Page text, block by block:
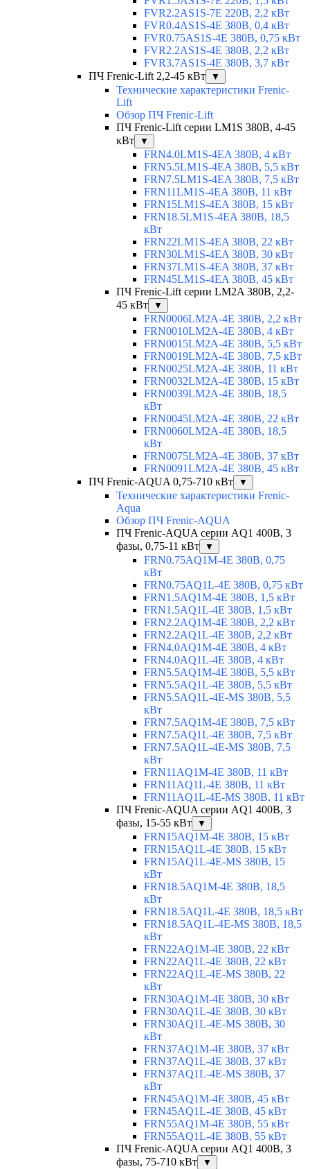
FVR2.2AS1S-7E 220В, 2,2 кВт
FVR0.4AS1S-4E 380В, 0,4 кВт
FVR0.75AS1S-4E 380В, 0,75 кВт
FVR2.2AS1S-4E 380В, 2,2 кВт
FVR3.7AS1S-4E 380В, 3,7 кВт
ПЧ Frenic-Lift 2,2-45 кВт
▼
Технические характеристики Frenic-
Lift
Обзор ПЧ Frenic-Lift
ПЧ Frenic-Lift серии LM1S 380В, 4-45
кВт
▼
FRN4.0LM1S-4EA 380В, 4 кВт
FRN5.5LM1S-4EA 380В, 5,5 кВт
FRN7.5LM1S-4EA 380В, 7,5 кВт
FRN11LM1S-4EA 380В, 11 кВт
FRN15LM1S-4EA 380В, 15 кВт
FRN18.5LM1S-4EA 380В, 18,5
кВт
FRN22LM1S-4EA 380В, 22 кВт
FRN30LM1S-4EA 380В, 30 кВт
FRN37LM1S-4EA 380В, 37 кВт
FRN45LM1S-4EA 380В, 45 кВт
ПЧ Frenic-Lift серии LM2A 380В, 2,2-
45 кВт
▼
FRN0006LM2A-4E 380В, 2,2 кВт
FRN0010LM2A-4E 380В, 4 кВт
FRN0015LM2A-4E 380В, 5,5 кВт
FRN0019LM2A-4E 380В, 7,5 кВт
FRN0025LM2A-4E 380В, 11 кВт
FRN0032LM2A-4E 380В, 15 кВт
FRN0039LM2A-4E 380В, 18,5
кВт
FRN0045LM2A-4E 380В, 22 кВт
FRN0060LM2A-4E 380В, 18,5
кВт
FRN0075LM2A-4E 380В, 37 кВт
FRN0091LM2A-4E 380В, 45 кВт
ПЧ Frenic-AQUA 0,75-710 кВт
▼
Технические характеристики Frenic-
Aqua
Обзор ПЧ Frenic-AQUA
ПЧ Frenic-AQUA серии AQ1 400В, 3
фазы, 0,75-11 кВт
▼
FRN0.75AQ1M-4E 380В, 0,75
кВт
FRN0.75AQ1L-4E 380В, 0,75 кВт
FRN1.5AQ1M-4E 380В, 1,5 кВт
FRN1.5AQ1L-4E 380В, 1,5 кВт
FRN2.2AQ1M-4E 380В, 2,2 кВт
FRN2.2AQ1L-4E 380В, 2,2 кВт
FRN4.0AQ1M-4E 380В, 4 кВт
FRN4.0AQ1L-4E 380В, 4 кВт
FRN5.5AQ1M-4E 380В, 5,5 кВт
FRN5.5AQ1L-4E 380В, 5,5 кВт
FRN5.5AQ1L-4E-MS 380В, 5,5
кВт
FRN7.5AQ1M-4E 380В, 7,5 кВт
FRN7.5AQ1L-4E 380В, 7,5 кВт
FRN7.5AQ1L-4E-MS 380В, 7,5
кВт
FRN11AQ1M-4E 380В, 11 кВт
FRN11AQ1L-4E 380В, 11 кВт
FRN11AQ1L-4E-MS 380В, 11 кВт
ПЧ Frenic-AQUA серии AQ1 400В, 3
фазы, 15-55 кВт
▼
FRN15AQ1M-4E 380В, 15 кВт
FRN15AQ1L-4E 380В, 15 кВт
FRN15AQ1L-4E-MS 380В, 15
кВт
FRN18.5AQ1M-4E 380В, 18,5
кВт
FRN18.5AQ1L-4E 380В, 18,5 кВт
FRN18.5AQ1L-4E-MS 380В, 18,5
кВт
FRN22AQ1M-4E 380В, 22 кВт
FRN22AQ1L-4E 380В, 22 кВт
FRN22AQ1L-4E-MS 380В, 22
кВт
FRN30AQ1M-4E 380В, 30 кВт
FRN30AQ1L-4E 380В, 30 кВт
FRN30AQ1L-4E-MS 380В, 30
кВт
FRN37AQ1M-4E 380В, 37 кВт
FRN37AQ1L-4E 380В, 37 кВт
FRN37AQ1L-4E-MS 380В, 37
кВт
FRN45AQ1M-4E 380В, 45 кВт
FRN45AQ1L-4E 380В, 45 кВт
FRN55AQ1M-4E 380В, 55 кВт
FRN55AQ1L-4E 380В, 55 кВт
ПЧ Frenic-AQUA серии AQ1 400В, 3
фазы, 75-710 кВт
▼